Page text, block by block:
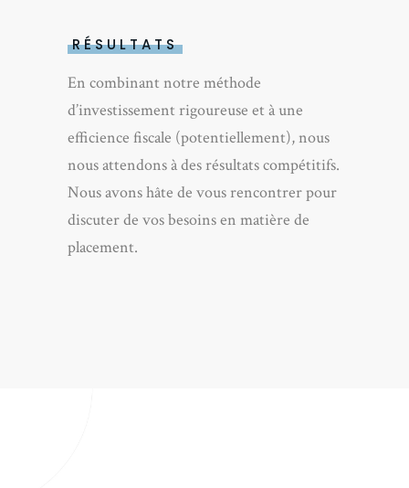
RÉSULTATS
En combinant notre méthode
d’investissement rigoureuse et à une
efficience fiscale (potentiellement), nous
nous attendons à des résultats compétitifs.
Nous avons hâte de vous rencontrer pour
discuter de vos besoins en matière de
placement.